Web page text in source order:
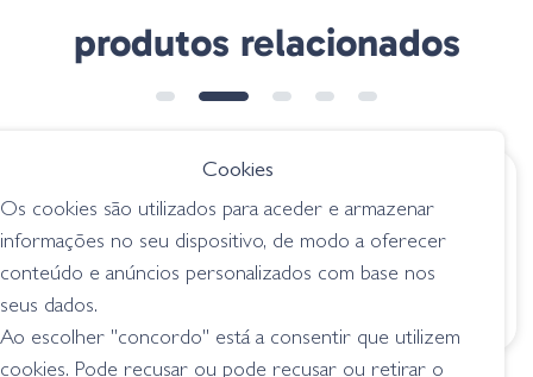
produtos relacionados
€ 34.80
Pompadour Army
Green Camouflage
superficie / topwater
Jackall Pompadour
Jr. - IS Black
Pirarucu
Cookies
Os cookies são utilizados para aceder e armazenar
informações no seu dispositivo, de modo a oferecer
conteúdo e anúncios personalizados com base nos
seus dados.
Ao escolher "concordo" está a consentir que utilizem
cookies. Pode recusar ou pode recusar ou retirar o